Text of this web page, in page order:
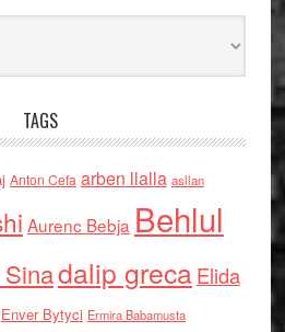
TAGS
Anton Cefa arben llalla asllan
Aurenc Bebja Behlul
dalip grecaElida
Enver Bytyci Ermira Babamusta